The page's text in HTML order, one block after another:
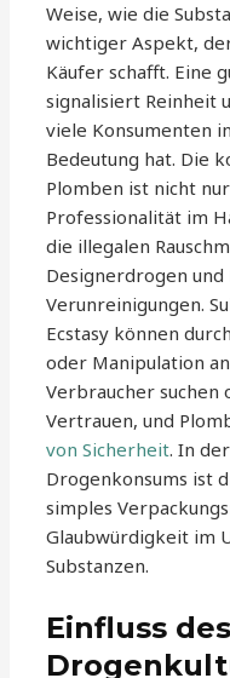
Weise, wie die
wichtiger Aspekt,
Käufer schafft. Eine
signalisiert Reinheit
viele Konsumenten
Bedeutung hat. Die
Plomben ist nicht
Professionalität im
die illegalen
Designerdrogen und
Verunreinigungen.
Ecstasy können
oder Manipulation
Verbraucher suchen
Vertrauen, und
von Sicherheit. In
Drogenkonsums ist
simples
Glaubwürdigkeit im
Substanzen.
Einfluss